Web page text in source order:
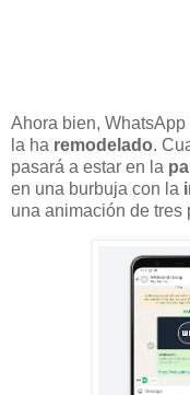
Ahora bien,
la ha remodelado.
pasará a estar en la
en una burbuja con la
una animación de tres